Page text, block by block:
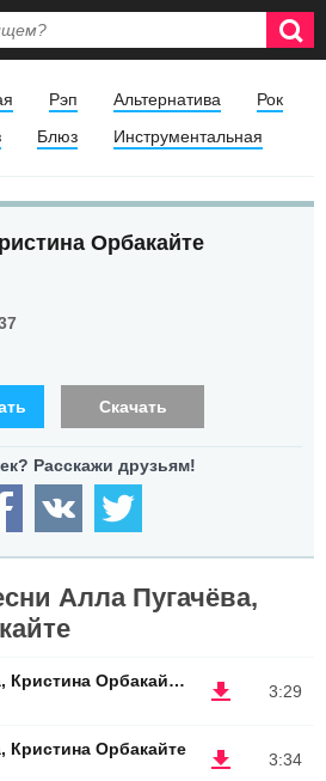
Рэп Альтернатива
Рок
Блюз Инструментальная
Орбакайте
Скачать
Алла Пугачёва,
3:29
Алла Пугачёва, Кристина Орбакайте Опять метель
3:34
Кристина Орбакайте